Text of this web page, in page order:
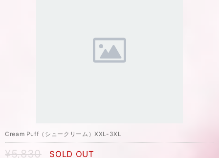
Cream Puff（シュークリーム）XXL-3XL
¥5,830 SOLD OUT